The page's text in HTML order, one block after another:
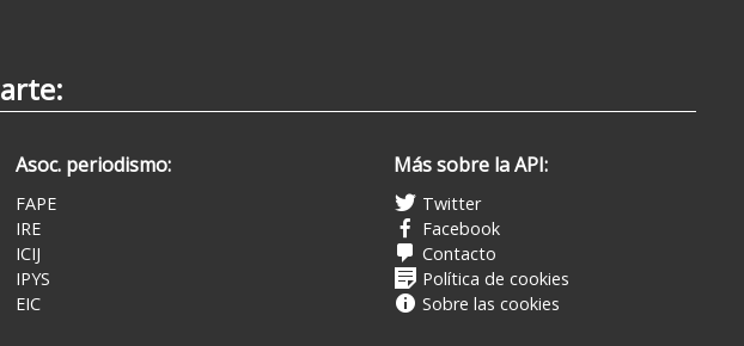
Asoc. periodismo:
FAPE
IRE
ICIJ
IPYS
EIC
Más sobre la API:
Twitter
Facebook
Contacto
Política de cookies
Sobre las cookies